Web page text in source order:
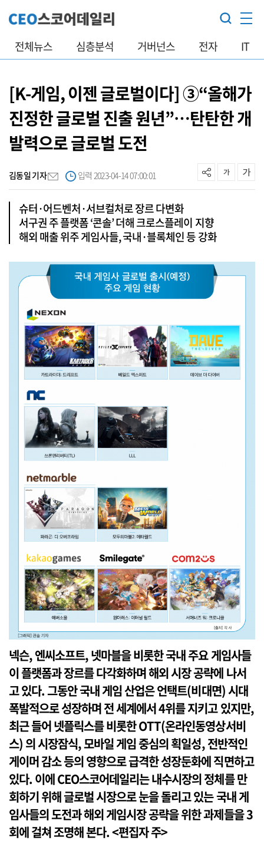
전체뉴스 심층분석 거버넌스 전자 IT
[K-게임, 이젠 글로벌이다] ③“올해가
진정한 글로벌 진출 원년”…탄탄한 개
발력으로 글로벌 도전
김동일 기자 입력 2023-04-14 07:00:01
슈터·어드벤처·서브컬처로 장르 다변화
서구권 주 플랫폼 ‘콘솔’ 더해 크로스플레이 지향
해외 매출 위주 게임사들, 국내·블록체인 등 강화
넥슨, 엔씨소프트, 넷마블을 비롯한 국내 주요 게임사들
이 플랫폼과 장르를 다각화하며 해외 시장 공략에 나서
고 있다. 그동안 국내 게임 산업은 언택트(비대면) 시대
폭발적으로 성장하며 전 세계에서 4위를 지키고 있지만,
최근 들어 넷플릭스를 비롯한 OTT(온라인동영상서비
스) 의 시장잠식, 모바일 게임 중심의 획일성, 전반적인
게이머 감소 등의 영향으로 급격한 성장둔화에 직면하고
있다. 이에 CEO스코어데일리는 내수시장의 정체를 만
회하기 위해 글로벌 시장으로 눈을 돌리고 있는 국내 게
임사들의 도전과 해외 게임시장 공략을 위한 과제들을 3
회에 걸쳐 조명해 본다. <편집자 주>